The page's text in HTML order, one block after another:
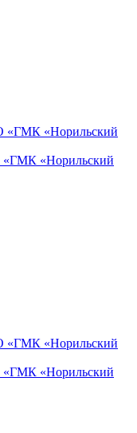
«ГМК «Норильский
«ГМК «Норильский
«ГМК «Норильский
«ГМК «Норильский